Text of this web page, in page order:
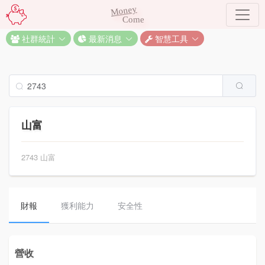
Money
Come
社群統計 最新消息 智慧工具
山富
2743 山富
財報 獲利能力 安全性
營收